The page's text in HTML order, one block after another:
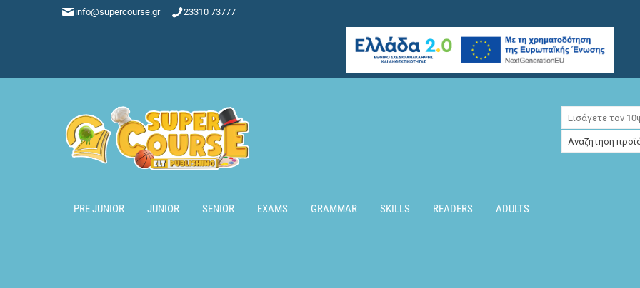
info@supercourse.gr 23310 73777
PRE JUNIOR JUNIOR SENIOR EXAMS GRAMMAR SKILLS READERS ADULTS